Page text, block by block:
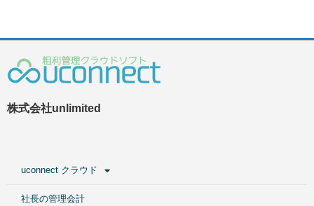
株式会社unlimited
uconnect クラウド
社長の管理会計